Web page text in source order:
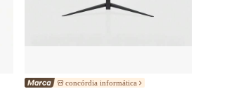
concórdia informática